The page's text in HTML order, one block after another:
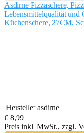
Asdirne Pizzaschere,
Lebensmittelqualität
Küchenschere, 27CM,
Hersteller asdirne
€ 8,99
Preis inkl. MwSt., zzgl.